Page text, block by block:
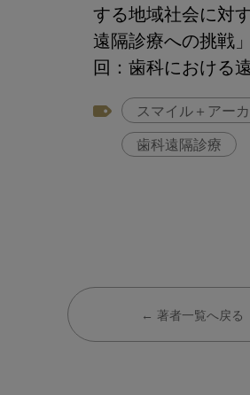
する地域社会に対
遠隔診療への挑戦
回：歯科における
の可能性
スマイル＋アー
歯科遠隔診療
← 著者一覧へ戻る